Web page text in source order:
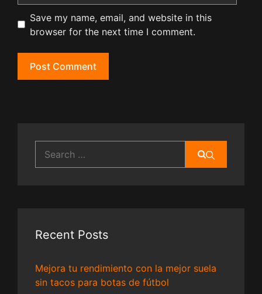
Save my name, email, and website in this
browser for the next time I comment.
for:
Recent Posts
Mejora tu rendimiento con la mejor suela
sin tacos para botas de fútbol